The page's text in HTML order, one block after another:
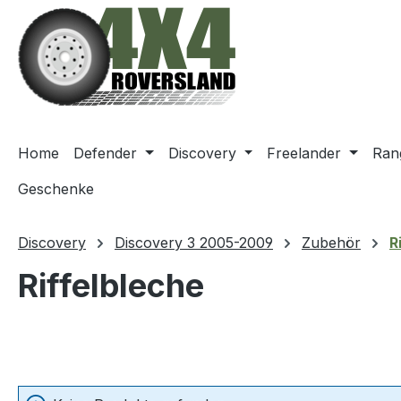
Hauptinhalt springen
Zur Suche springen
Zur Hauptnavigation springen
Home Defender Discovery Freelander
Geschenke
Discovery Discovery 3 2005-2009 Zubehör
Riffelbleche